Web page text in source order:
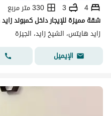
4
3
330 متر مربع
زايد هايتس، الشيخ زايد، الجيزة
الإيميل